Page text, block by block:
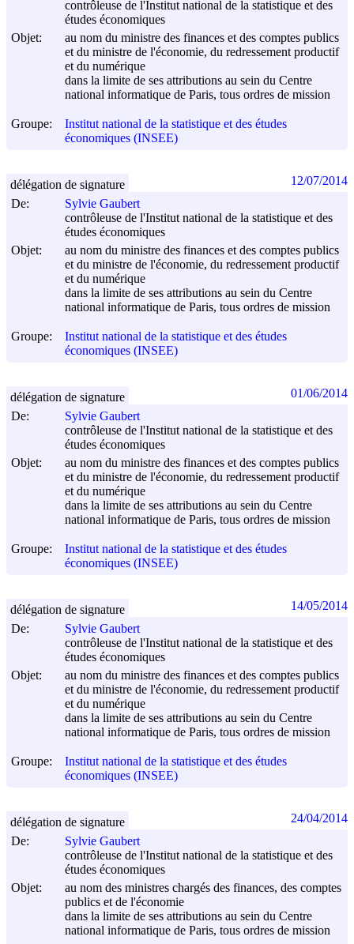
contrôleuse de l'Institut national de la statistique et des
études économiques
Objet:
au nom du ministre des finances et des comptes publics
et du ministre de l'économie, du redressement productif
et du numérique
dans la limite de ses attributions au sein du Centre
national informatique de Paris, tous ordres de mission
Groupe:
Institut national de la statistique et des études
économiques (INSEE)
De:
Sylvie Gaubert
contrôleuse de l'Institut national de la statistique et des
études économiques
Objet:
au nom du ministre des finances et des comptes publics
et du ministre de l'économie, du redressement productif
et du numérique
dans la limite de ses attributions au sein du Centre
national informatique de Paris, tous ordres de mission
Groupe:
Institut national de la statistique et des études
économiques (INSEE)
délégation de signature 12/07/2014
De:
Sylvie Gaubert
contrôleuse de l'Institut national de la statistique et des
études économiques
Objet:
au nom du ministre des finances et des comptes publics
et du ministre de l'économie, du redressement productif
et du numérique
dans la limite de ses attributions au sein du Centre
national informatique de Paris, tous ordres de mission
Groupe:
Institut national de la statistique et des études
économiques (INSEE)
délégation de signature 01/06/2014
De:
Sylvie Gaubert
contrôleuse de l'Institut national de la statistique et des
études économiques
Objet:
au nom du ministre des finances et des comptes publics
et du ministre de l'économie, du redressement productif
et du numérique
dans la limite de ses attributions au sein du Centre
national informatique de Paris, tous ordres de mission
Groupe:
Institut national de la statistique et des études
économiques (INSEE)
délégation de signature 14/05/2014
De:
Sylvie Gaubert
contrôleuse de l'Institut national de la statistique et des
études économiques
Objet:
au nom des ministres chargés des finances, des comptes
publics et de l'économie
dans la limite de ses attributions au sein du Centre
national informatique de Paris, tous ordres de mission
délégation de signature 24/04/2014